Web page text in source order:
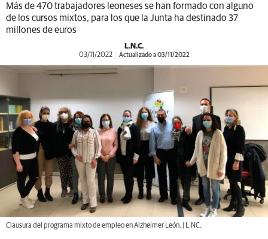
Más de 470 trabajadores leoneses se han formado con alguno
de los cursos mixtos, para los que la Junta ha destinado 37
millones de euros
L.N.C.
03/11/2022 Actualizado a 03/11/2022
Clausura del programa mixto de empleo en Alzheimer León. | L.NC.